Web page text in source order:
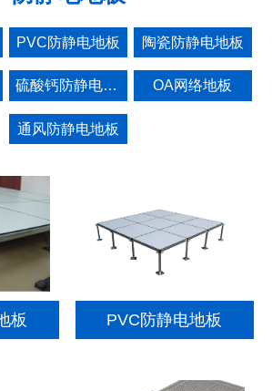
PVC防静电地板 陶瓷防静电地板
硫酸钙防静电地板 OA网络地板
通风防静电地板
板 PVC防静电地板